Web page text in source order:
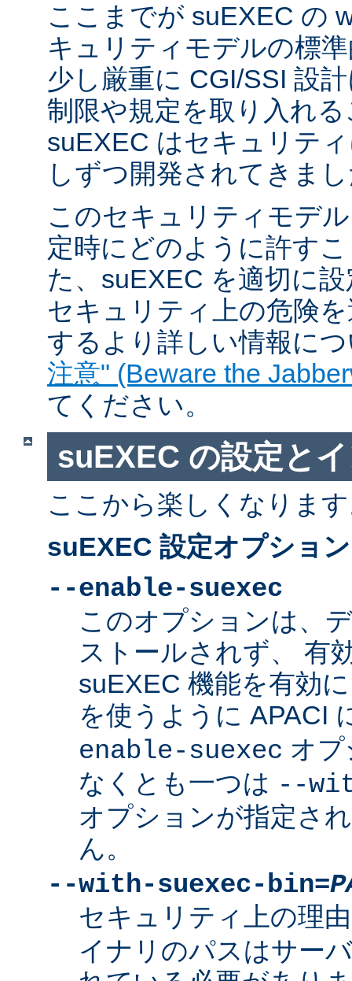
ここまでが suEXEC の
キュリティモデルの標
少し厳重に CGI/SSI 設
制限や規定を取り入れ
suEXEC はセキュリテ
しずつ開発されてきま
このセキュリティモデ
定時にどのように許す
た、suEXEC を適切に
セキュリティ上の危険
するより詳しい情報に
注意" (Beware the
てください。
suEXEC の設定と
ここから楽しくなりま
suEXEC 設定オプション
--enable-suexec
このオプションは、
ストールされず、 有
suEXEC 機能を有効
を使うように APACI
enable-suexec オ
なくとも一つは --
オプションが指定さ
ん。
--with-suexec-bin=
セキュリティ上の理
イナリのパスはサー